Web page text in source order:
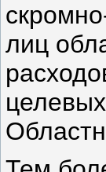
лиц